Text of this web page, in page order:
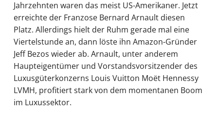
Jahrzehnten waren das meist US-Amerikaner. Jetzt
erreichte der Franzose Bernard Arnault diesen
Platz. Allerdings hielt der Ruhm gerade mal eine
Viertelstunde an, dann löste ihn Amazon-Gründer
Jeff Bezos wieder ab. Arnault, unter anderem
Haupteigentümer und Vorstandsvorsitzender des
Luxusgüterkonzerns Louis Vuitton Moët Hennessy
LVMH, profitiert stark von dem momentanen Boom
im Luxussektor.